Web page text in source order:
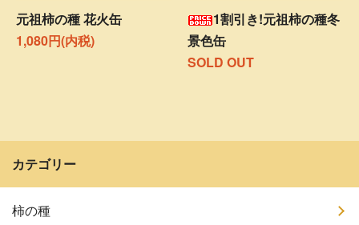
元祖柿の種 花火缶
1,080円(内税)
1割引き!元祖柿の種冬
景色缶
SOLD OUT
カテゴリー
柿の種